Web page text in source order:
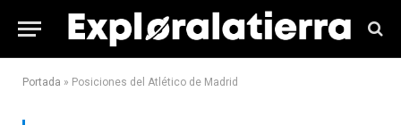
Portada » Posiciones del Atlético de Madrid